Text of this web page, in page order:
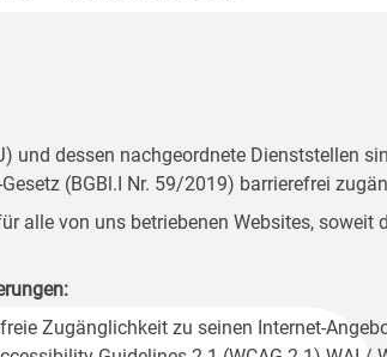
und dessen nachgeordnete Dienststellen
(BGBl.I Nr. 59/2019) barrierefrei
alle von uns betriebenen Websites, soweit
Zugänglichkeit zu seinen Internet-